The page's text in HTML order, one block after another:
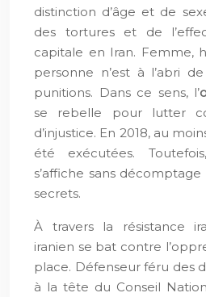
distinction d’âge et de
des tortures et de
capitale en Iran. Femme,
personne n’est à l’abri
punitions. Dans ce sens, l’
se rebelle pour lutter
d’injustice. En 2018, au
été exécutées.
s’affiche sans
secrets.
À travers la résistance
iranien se bat contre
place. Défenseur féru des
à la tête du Conseil